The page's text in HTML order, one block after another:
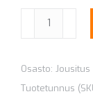
MM
Osasto:
Tuotetunnus